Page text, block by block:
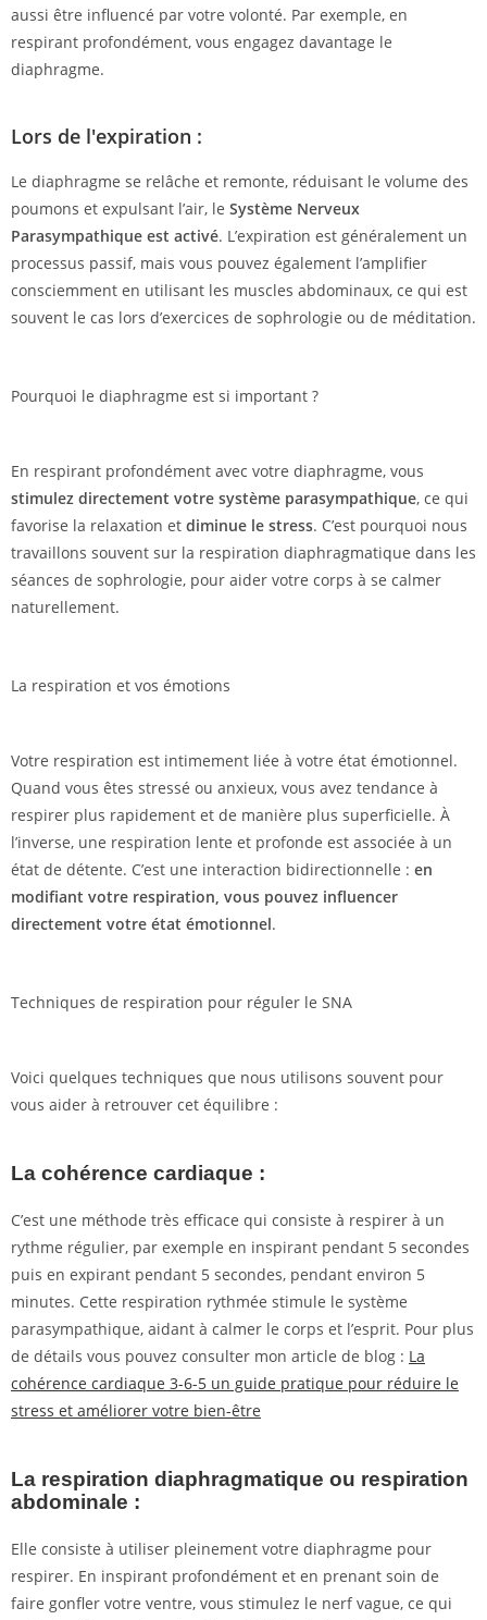
aussi être influencé par votre volonté. Par exemple, en
respirant profondément, vous engagez davantage le
diaphragme.
Lors de l'expiration :
Le diaphragme se relâche et remonte, réduisant le volume des
poumons et expulsant l’air, le Système Nerveux
Parasympathique est activé. L’expiration est généralement un
processus passif, mais vous pouvez également l’amplifier
consciemment en utilisant les muscles abdominaux, ce qui est
souvent le cas lors d’exercices de sophrologie ou de méditation.
Pourquoi le diaphragme est si important ?
En respirant profondément avec votre diaphragme, vous
stimulez directement votre système parasympathique, ce qui
favorise la relaxation et diminue le stress. C’est pourquoi nous
travaillons souvent sur la respiration diaphragmatique dans les
séances de sophrologie, pour aider votre corps à se calmer
naturellement.
La respiration et vos émotions
Votre respiration est intimement liée à votre état émotionnel.
Quand vous êtes stressé ou anxieux, vous avez tendance à
respirer plus rapidement et de manière plus superficielle. À
l’inverse, une respiration lente et profonde est associée à un
état de détente. C’est une interaction bidirectionnelle : en
modifiant votre respiration, vous pouvez influencer
directement votre état émotionnel.
Techniques de respiration pour réguler le SNA
Voici quelques techniques que nous utilisons souvent pour
vous aider à retrouver cet équilibre :
La cohérence cardiaque :
C’est une méthode très efficace qui consiste à respirer à un
rythme régulier, par exemple en inspirant pendant 5 secondes
puis en expirant pendant 5 secondes, pendant environ 5
minutes. Cette respiration rythmée stimule le système
parasympathique, aidant à calmer le corps et l’esprit. Pour plus
de détails vous pouvez consulter mon article de blog : La
cohérence cardiaque 3-6-5 un guide pratique pour réduire le
stress et améliorer votre bien-être
La respiration diaphragmatique ou respiration
abdominale :
Elle consiste à utiliser pleinement votre diaphragme pour
respirer. En inspirant profondément et en prenant soin de
faire gonfler votre ventre, vous stimulez le nerf vague, ce qui